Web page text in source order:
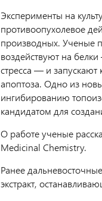
Эксперименты на
противоопухолевое
производных. Ученые
воздействуют на
стресса — и запускают
апоптоза. Одно из
ингибированию
кандидатом для
О работе ученые
Medicinal Chemistry.
Ранее
экстракт,